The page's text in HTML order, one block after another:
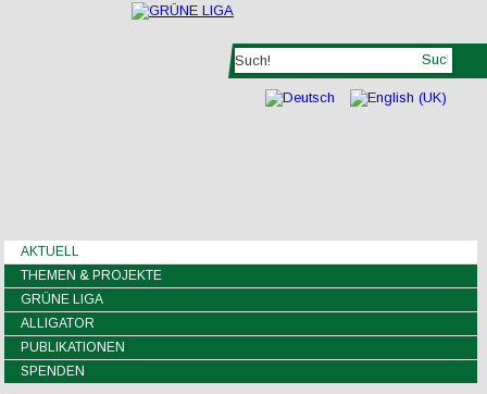
AKTUELL
THEMEN & PROJEKTE
GRÜNE LIGA
ALLIGATOR
PUBLIKATIONEN
SPENDEN